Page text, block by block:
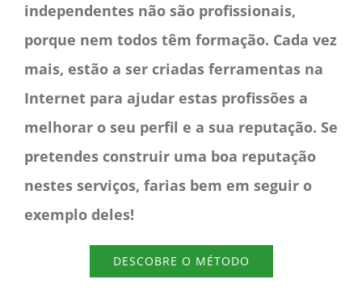
independentes não são profissionais,
porque nem todos têm formação. Cada vez
mais, estão a ser criadas ferramentas na
Internet para ajudar estas profissões a
melhorar o seu perfil e a sua reputação. Se
pretendes construir uma boa reputação
nestes serviços, farias bem em seguir o
exemplo deles!
DESCOBRE O MÉTODO